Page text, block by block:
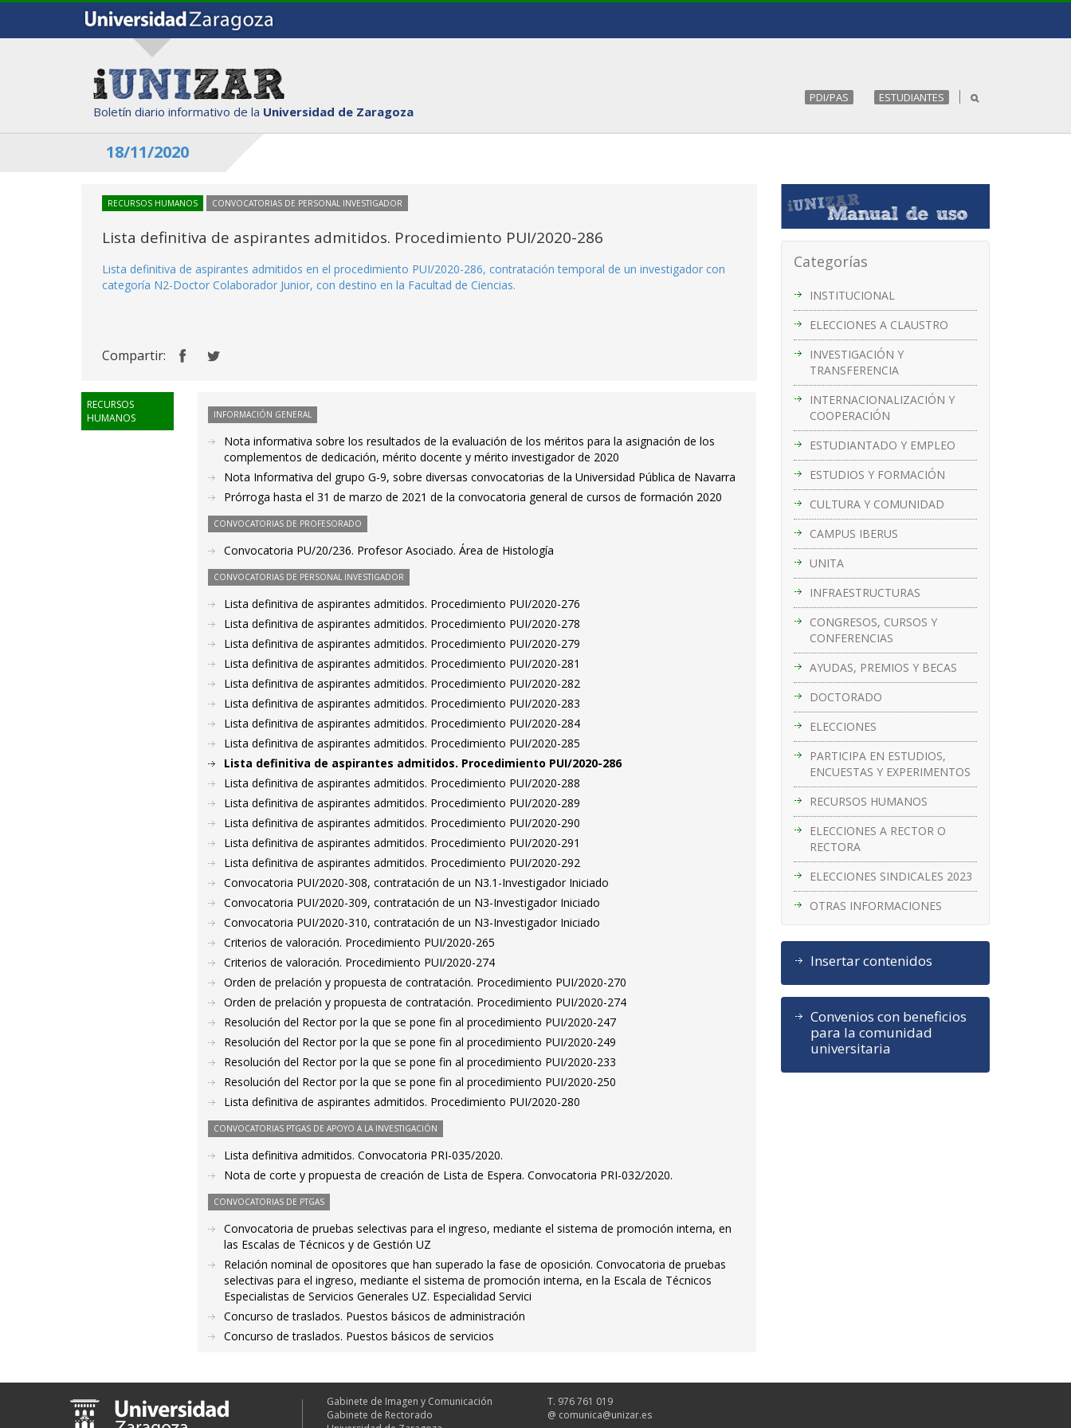
Boletín diario informativo de la Universidad de Zaragoza
PDI/PAS ESTUDIANTES
18/11/2020
Categorías
INSTITUCIONAL
ELECCIONES A CLAUSTRO
INVESTIGACIÓN Y
TRANSFERENCIA
INTERNACIONALIZACIÓN Y
COOPERACIÓN
ESTUDIANTADO Y EMPLEO
ESTUDIOS Y FORMACIÓN
CULTURA Y COMUNIDAD
CAMPUS IBERUS
UNITA
INFRAESTRUCTURAS
CONGRESOS, CURSOS Y
CONFERENCIAS
AYUDAS, PREMIOS Y BECAS
DOCTORADO
ELECCIONES
PARTICIPA EN ESTUDIOS,
ENCUESTAS Y EXPERIMENTOS
RECURSOS HUMANOS
ELECCIONES A RECTOR O
RECTORA
ELECCIONES SINDICALES 2023
OTRAS INFORMACIONES
Insertar contenidos
Convenios con beneficios
para la comunidad
universitaria
RECURSOS HUMANOS CONVOCATORIAS DE PERSONAL INVESTIGADOR
Lista definitiva de aspirantes admitidos. Procedimiento PUI/2020-286
Lista definitiva de aspirantes admitidos en el procedimiento PUI/2020-286, contratación temporal de un investigador con
categoría N2-Doctor Colaborador Junior, con destino en la Facultad de Ciencias.
Compartir:
RECURSOS
HUMANOS
INFORMACIÓN GENERAL
Nota informativa sobre los resultados de la evaluación de los méritos para la asignación de los
complementos de dedicación, mérito docente y mérito investigador de 2020
Nota Informativa del grupo G-9, sobre diversas convocatorias de la Universidad Pública de Navarra
Prórroga hasta el 31 de marzo de 2021 de la convocatoria general de cursos de formación 2020
CONVOCATORIAS DE PROFESORADO
Convocatoria PU/20/236. Profesor Asociado. Área de Histología
CONVOCATORIAS DE PERSONAL INVESTIGADOR
Lista definitiva de aspirantes admitidos. Procedimiento PUI/2020-276
Lista definitiva de aspirantes admitidos. Procedimiento PUI/2020-278
Lista definitiva de aspirantes admitidos. Procedimiento PUI/2020-279
Lista definitiva de aspirantes admitidos. Procedimiento PUI/2020-281
Lista definitiva de aspirantes admitidos. Procedimiento PUI/2020-282
Lista definitiva de aspirantes admitidos. Procedimiento PUI/2020-283
Lista definitiva de aspirantes admitidos. Procedimiento PUI/2020-284
Lista definitiva de aspirantes admitidos. Procedimiento PUI/2020-285
Lista definitiva de aspirantes admitidos. Procedimiento PUI/2020-286
Lista definitiva de aspirantes admitidos. Procedimiento PUI/2020-288
Lista definitiva de aspirantes admitidos. Procedimiento PUI/2020-289
Lista definitiva de aspirantes admitidos. Procedimiento PUI/2020-290
Lista definitiva de aspirantes admitidos. Procedimiento PUI/2020-291
Lista definitiva de aspirantes admitidos. Procedimiento PUI/2020-292
Convocatoria PUI/2020-308, contratación de un N3.1-Investigador Iniciado
Convocatoria PUI/2020-309, contratación de un N3-Investigador Iniciado
Convocatoria PUI/2020-310, contratación de un N3-Investigador Iniciado
Criterios de valoración. Procedimiento PUI/2020-265
Criterios de valoración. Procedimiento PUI/2020-274
Orden de prelación y propuesta de contratación. Procedimiento PUI/2020-270
Orden de prelación y propuesta de contratación. Procedimiento PUI/2020-274
Resolución del Rector por la que se pone fin al procedimiento PUI/2020-247
Resolución del Rector por la que se pone fin al procedimiento PUI/2020-249
Resolución del Rector por la que se pone fin al procedimiento PUI/2020-233
Resolución del Rector por la que se pone fin al procedimiento PUI/2020-250
Lista definitiva de aspirantes admitidos. Procedimiento PUI/2020-280
CONVOCATORIAS PTGAS DE APOYO A LA INVESTIGACIÓN
Lista definitiva admitidos. Convocatoria PRI-035/2020.
Nota de corte y propuesta de creación de Lista de Espera. Convocatoria PRI-032/2020.
CONVOCATORIAS DE PTGAS
Convocatoria de pruebas selectivas para el ingreso, mediante el sistema de promoción interna, en
las Escalas de Técnicos y de Gestión UZ
Relación nominal de opositores que han superado la fase de oposición. Convocatoria de pruebas
selectivas para el ingreso, mediante el sistema de promoción interna, en la Escala de Técnicos
Especialistas de Servicios Generales UZ. Especialidad Servici
Concurso de traslados. Puestos básicos de administración
Concurso de traslados. Puestos básicos de servicios
Gabinete de Imagen y Comunicación
Gabinete de Rectorado
T. 976 761 019
@ comunica@unizar.es